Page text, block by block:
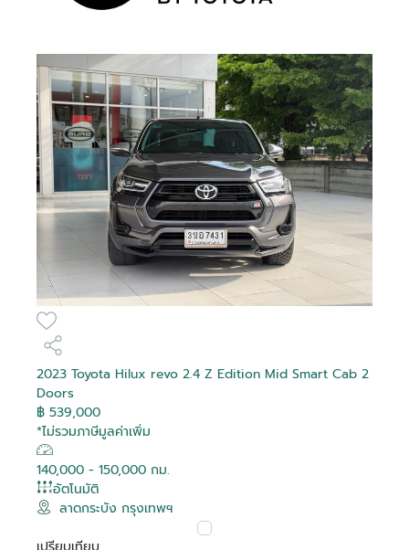
2023 Toyota Hilux revo 2.4 Z Edition Mid Smart Cab 2
Doors
฿ 539,000
*ไม่รวมภาษีมูลค่าเพิ่ม
140,000 - 150,000 กม.
อัตโนมัติ
ลาดกระบัง กรุงเทพฯ